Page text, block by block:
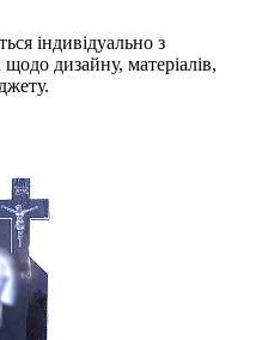
індивідуально з
дизайну, матеріалів,